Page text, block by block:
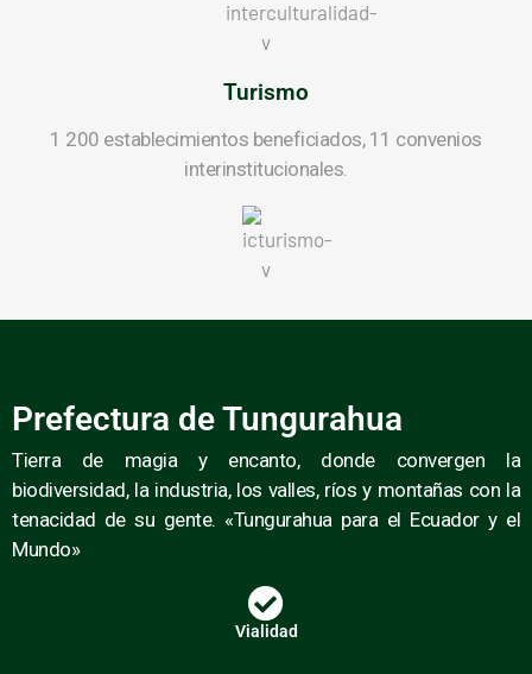
Turismo
1 200 establecimientos beneficiados, 11 convenios
interinstitucionales.
Prefectura de Tungurahua
Tierra de magia y encanto, donde convergen la
biodiversidad, la industria, los valles, ríos y montañas con la
tenacidad de su gente. «Tungurahua para el Ecuador y el
Mundo»
Vialidad